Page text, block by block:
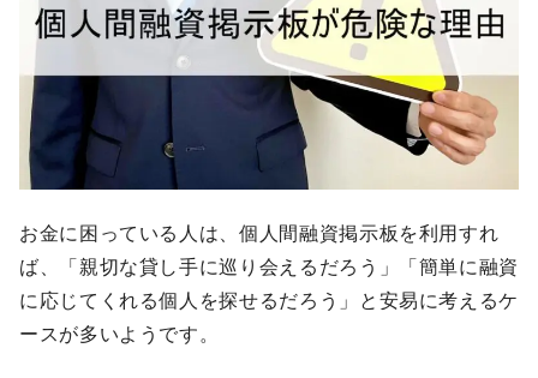
お金に困っている人は、個人間融資掲示板を利用すれ
ば、「親切な貸し手に巡り会えるだろう」「簡単に融資
に応じてくれる個人を探せるだろう」と安易に考えるケ
ースが多いようです。